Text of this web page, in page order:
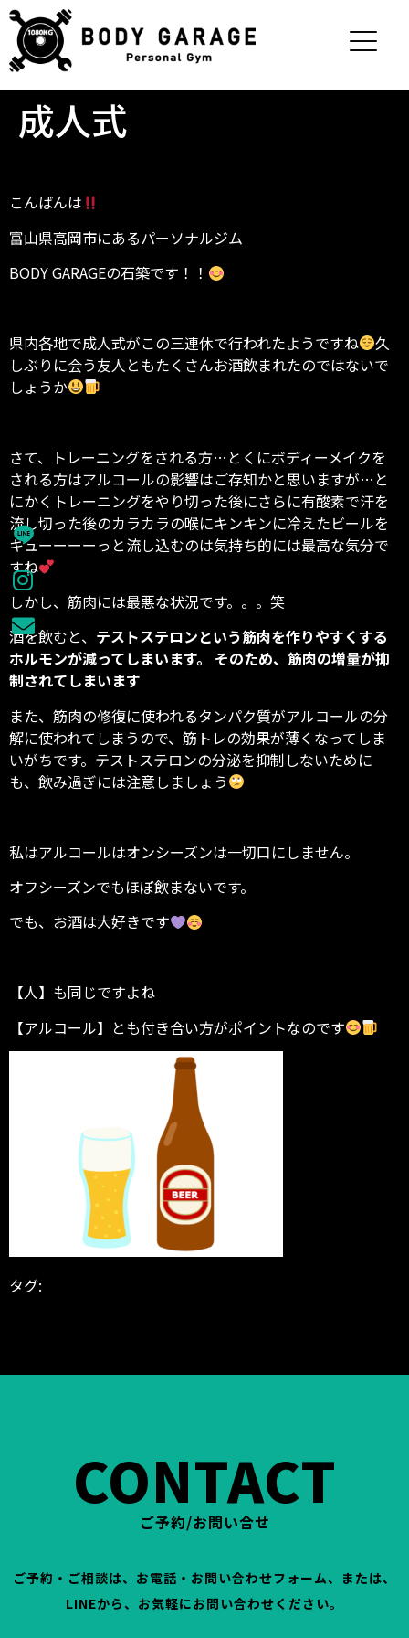
成人式
こんばんは
富山県高岡市にあるパーソナルジム
BODY GARAGEの石築です！！
県内各地で成人式がこの三連休で行われたようですね
久
しぶりに会う友人ともたくさんお酒飲まれたのではないで
しょうか
さて、トレーニングをされる方…とくにボディーメイクを
される方はアルコールの影響はご存知かと思いますが…と
にかくトレーニングをやり切った後にさらに有酸素で汗を
流し切った後のカラカラの喉にキンキンに冷えたビールを
キューーーーっと流し込むのは気持ち的には最高な気分で
すね
しかし、筋肉には最悪な状況です。。。笑
酒を飲むと、 テストステロンという筋肉を作りやすくする
ホルモンが減ってしまいます。
そのため、筋肉の増量が抑
制されてしまいます
また、筋肉の修復に使われるタンパク質がアルコールの分
解に使われてしまうので、筋トレの効果が薄くなってしま
いがちです。テストステロンの分泌を抑制しないために
も、飲み過ぎには注意しましょう
私はアルコールはオンシーズンは一切口にしません。
オフシーズンでもほぼ飲まないです。
でも、お酒は大好きです
【人】も同じですよね
【アルコール】とも付き合い方がポイントなのです
タグ:
量 ダイエット鐘紡町
CONTACT
ご予約/お問い合せ
ご予約・ご相談は、お電話・お問い合わせフォーム、または、
LINEから、お気軽にお問い合わせください。